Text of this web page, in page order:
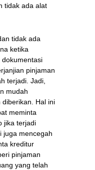
tidak ada alat
tidak ada
ketika
dokumentasi
pinjaman
terjadi. Jadi,
mudah
diberikan. Hal ini
meminta
jika terjadi
juga mencegah
kreditur
pinjaman
yang telah